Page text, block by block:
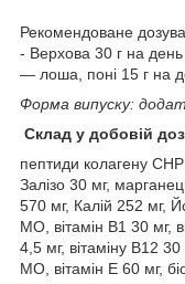
Рекомендоване
- Верхова 30 г на день
— лоша, поні 15 г на
Форма випуску:
Склад у добовій
пептиди колагену СНР
Залізо 30 мг,
570 мг, Калій 252 мг,
МО, вітамін В1 30 мг,
4,5 мг, вітаміну B12
МО, вітамін Е 60 мг,